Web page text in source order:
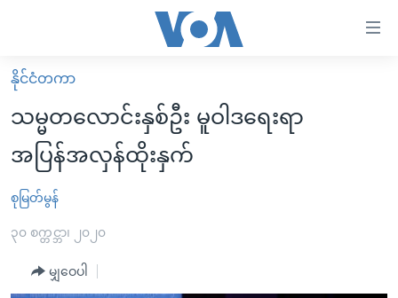
လွယ်ကူ
စေ
သည့်
Link
များ
ပင်မ
မူလစာမျက်နှာ
မြန်မာ
ကမ္ဘာ့သတင်းများ
နိုင်ငံတကာ
အစ္စရေး-ပါလက်စတိုင်း
ဗွီဒီယို
အင်္ဂလိပ်စာလေ့လာမယ်
နိုင်ငံတကာ
သမ္မတလောင်းနှစ်ဦး မူဝါဒရေးရာ
အပြန်အလှန်ထိုးနှက်
စုမြတ်မွန်
၃၀ စက္တင္ဘာ၊ ၂၀၂၀
မျှဝေပါ